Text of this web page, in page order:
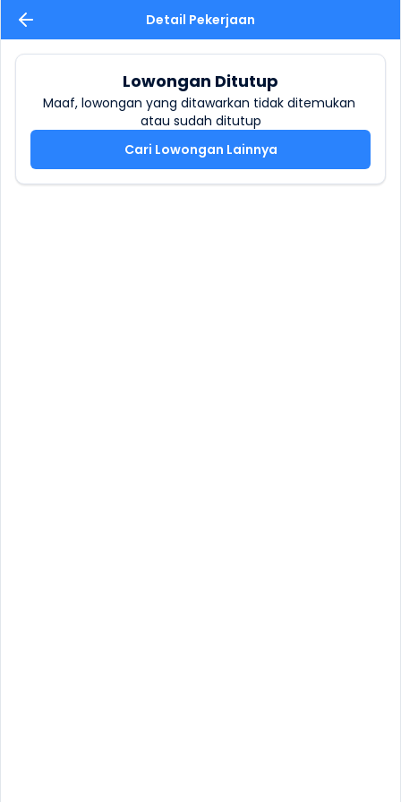
Detail Pekerjaan
Lowongan Ditutup
Maaf, lowongan yang ditawarkan tidak ditemukan
atau sudah ditutup
Cari Lowongan Lainnya